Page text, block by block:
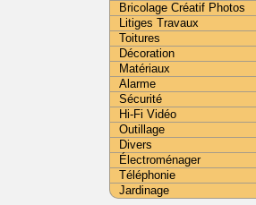
Bricolage Créatif Photos
Litiges Travaux
Toitures
Décoration
Matériaux
Alarme
Sécurité
Hi-Fi Vidéo
Outillage
Divers
Électroménager
Téléphonie
Jardinage